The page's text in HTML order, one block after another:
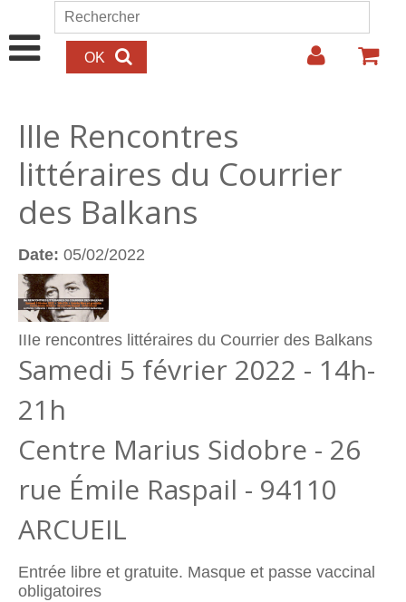
Aller au contenu principal
Formulaire de recherche
Rechercher
IIIe Rencontres
littéraires du Courrier
des Balkans
Date: 05/02/2022
IIIe rencontres littéraires du Courrier des Balkans
Samedi 5 février 2022 - 14h-
21h
Centre Marius Sidobre - 26
rue Émile Raspail - 94110
ARCUEIL
Entrée libre et gratuite. Masque et passe vaccinal
obligatoires